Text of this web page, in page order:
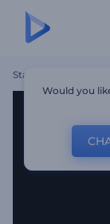
Startseite
Would you